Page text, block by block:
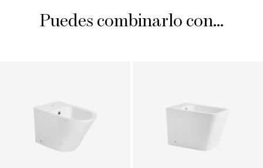
Puedes combinarlo con...